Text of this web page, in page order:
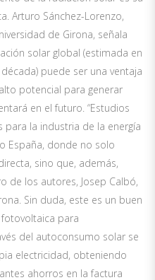
Arturo Sánchez-Lorenzo,
de Girona, señala
solar global (estimada en
puede ser una ventaja
potencial para generar
en el futuro. “Estudios
la industria de la energía
España, donde no solo
sino que, además,
de los autores, Josep Calbó,
Sin duda, este es un buen
para
del autoconsumo solar se
electricidad, obteniendo
ahorros en la factura